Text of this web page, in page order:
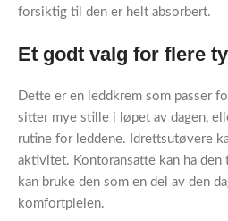
forsiktig til den er helt absorbert.
Et godt valg for flere
Dette er en leddkrem som passer
sitter mye stille i løpet av dagen,
rutine for leddene. Idrettsutøvere
aktivitet. Kontoransatte kan ha
kan bruke den som en del av den
komfortpleien.